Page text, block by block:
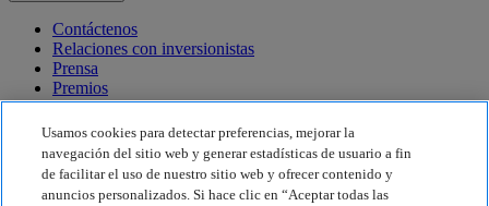
Contáctenos
Relaciones con inversionistas
Prensa
Premios
Eventos
Sostenibilidad
Sostenibilidad
Usamos cookies para detectar preferencias, mejorar la
navegación del sitio web y generar estadísticas de usuario a fin
de facilitar el uso de nuestro sitio web y ofrecer contenido y
anuncios personalizados. Si hace clic en “Aceptar todas las